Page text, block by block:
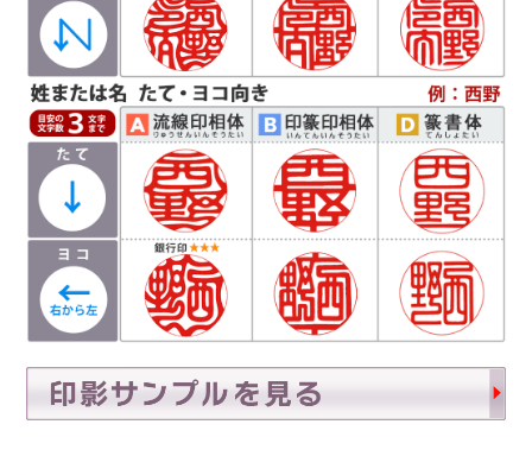
Ｄ篆書体（てんしょたい）
実印や銀行印によく使用されます。西野工房で
は、篆書体の中でも印篆を使用し作成していま
す。厳粛で、格調高い印章としてよく使われま
す。紙幣に捺される由緒正しき書体です。彫刻を
行う文字数やバランスによって、書体サンプルと
は異なり「上下左右の余白が広い場合や狭い場
合」がありますので、ご希望があるお客様は備考
欄にお書き添え下さい。